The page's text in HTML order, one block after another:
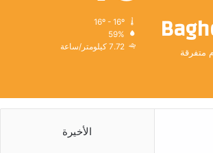
متفرقة
59%
7.72 كيلومتر/ساعة
الأخيرة